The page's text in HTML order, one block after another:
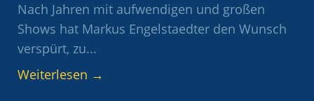
Nach Jahren mit aufwendigen und großen
Shows hat Markus Engelstaedter den Wunsch
verspürt, zu...
Weiterlesen →